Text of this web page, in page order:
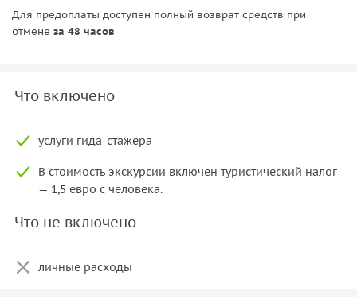
Для предоплаты доступен полный возврат средств при
отмене за 48 часов
Что включено
услуги гида-стажера
В стоимость экскурсии включен туристический налог
— 1,5 евро с человека.
Что не включено
личные расходы